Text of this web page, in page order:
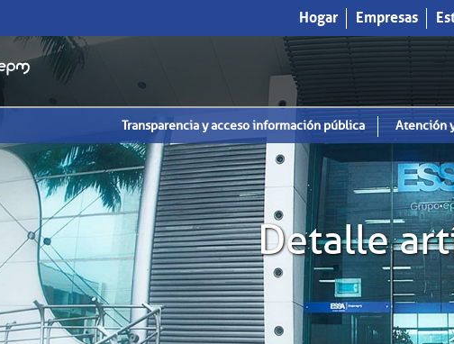
Hogar Empresas
Transparencia y acceso información pública Atención
Detalle